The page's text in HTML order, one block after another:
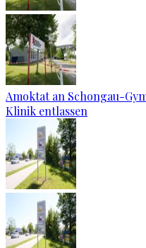
Amoktat an Schongau-
Klinik entlassen